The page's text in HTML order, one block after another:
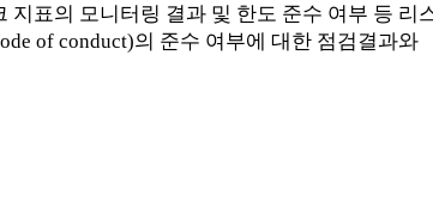
표의 모니터링 결과 및 한도 준수 여부 등 리
of conduct)의 준수 여부에 대한 점검결과와